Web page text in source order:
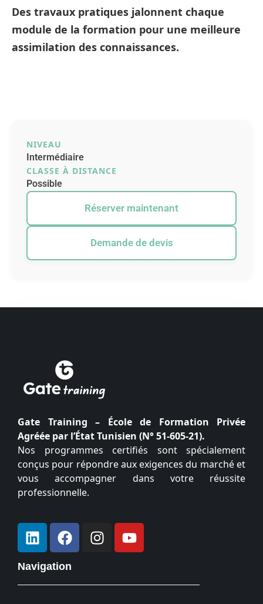
Des travaux pratiques jalonnent chaque
module de la formation pour une meilleure
assimilation des connaissances.
NIVEAU
Intermédiaire
CLASSE À DISTANCE
Possible
Réserver maintenant
Demande de devis
Gate Training – École de Formation Privée
Agréée par l’État Tunisien (N° 51-605-21).
Nos programmes certifiés sont spécialement
conçus pour répondre aux exigences du marché et
vous accompagner dans votre réussite
professionnelle.
Navigation